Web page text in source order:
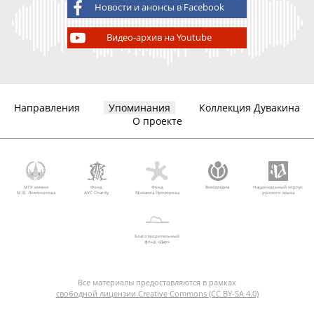
Новости и анонсы в Facebook
Видео-архив на Youtube
Направления Упоминания
Коллекция Дувакина
О проекте
МГУ имени
М.В. Ломоносова
Фонд
AVC Charity
Фонд
Михаила Прохорова
Викимедиа
Национальный корпус
русского языка
Благотворительный
фонд «Дар»
Все материалы предоставляются в рамках
свободной лицензии Creative Commons (CC BY-SA 4.0)